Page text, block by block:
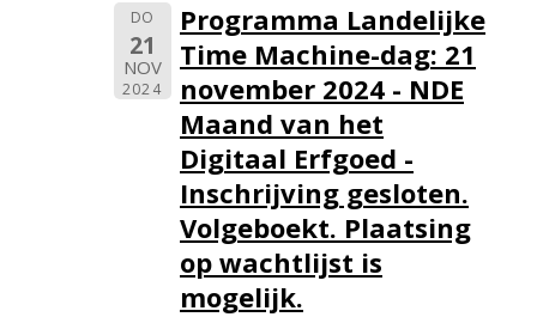
DO
21
NOV
2024
Programma Landelijke
Time Machine-dag: 21
november 2024 - NDE
Maand van het
Digitaal Erfgoed -
Inschrijving gesloten.
Volgeboekt. Plaatsing
op wachtlijst is
mogelijk.